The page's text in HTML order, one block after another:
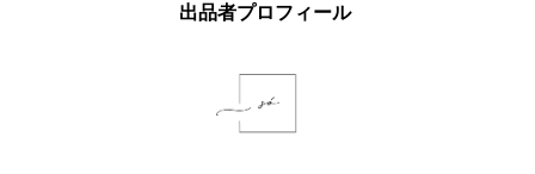
出品者プロフィール